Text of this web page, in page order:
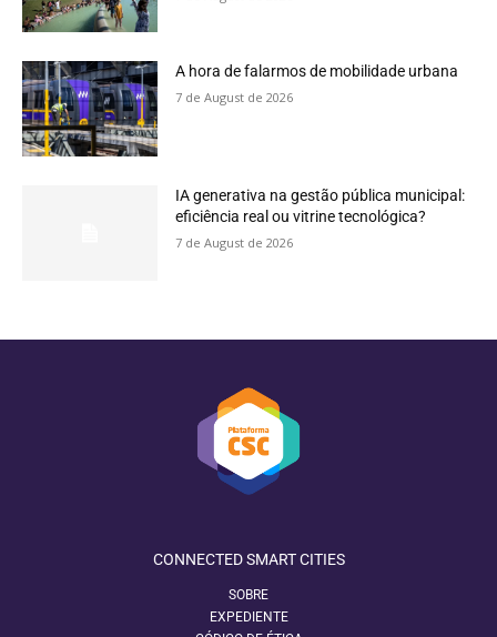
A hora de falarmos de mobilidade urbana
7 de August de 2026
IA generativa na gestão pública municipal:
eficiência real ou vitrine tecnológica?
7 de August de 2026
CONNECTED SMART CITIES
SOBRE
EXPEDIENTE